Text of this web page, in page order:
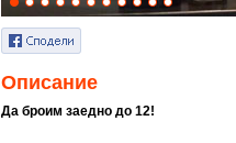
Описание
Да броим заедно до 12!